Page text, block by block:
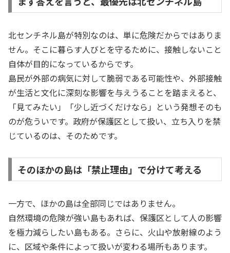
北センチネル島が特別なのは、単に危険だからではありま
せん。そこに暮らす人びとを守るために、接触しないこと
自体が目的になっているからです。
島民が外部の病気に対して脆弱である可能性や、外部接触
が生活と文化に深刻な影響を与えうることを踏まえると、
「見てみたい」「少し近づくだけなら」という発想そのも
のが危ういです。政府が保護区として扱い、立ち入りを禁
じているのは、そのためです。
そのほかの島は「禁止理由」で分けて考える
一方で、ほかの島は全部同じではありません。
自然環境の危険が強い島もあれば、保護区として人の影響
を極力減らしたい島もある。さらに、火山や放射線のよう
に、区域や条件によって扱いが変わる場所もあります。